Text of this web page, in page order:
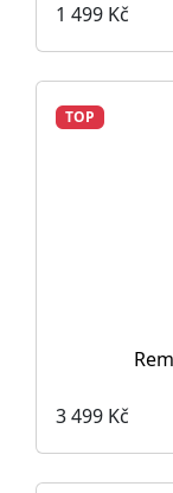
1 499 Kč
TOP
3 499 Kč